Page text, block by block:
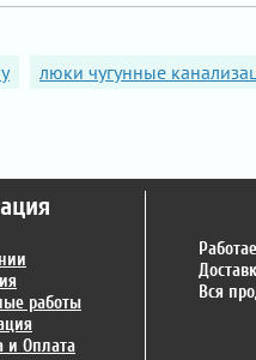
люки чугунные
работы
и Оплата
Вся